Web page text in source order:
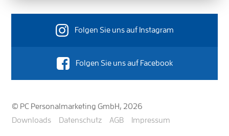
Folgen Sie uns auf Instagram
Folgen Sie uns auf Facebook
© PC Personalmarketing GmbH, 2026
Downloads
Datenschutz AGB Impressum